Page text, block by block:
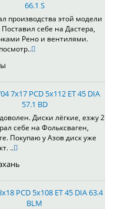
66.1 S
производства этой модели
Поставил себе на Дастера,
Рено и вентилями.
7x17 PCD 5x112 ET 45 DIA
57.1 BD
Диски лёгкие, езжу 2
себе на Фольксваген,
Покупаю у Азов диск уже
..
PCD 5x108 ET 45 DIA 63.4
BLM